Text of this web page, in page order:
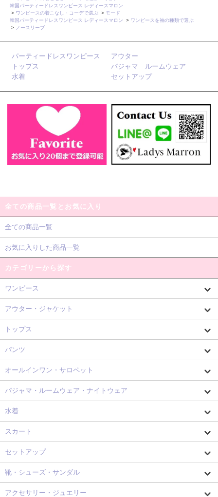
韓国パーティードレスワンピース レディースマロン
> ワンピースの着こなし・コーデで選ぶ > モード
韓国パーティードレスワンピース レディースマロン
> ワンピースを袖の種類で選ぶ
> ノースリーブ
パーティードレスワンピース
アウター
トップス
パジャマ ルームウェア
水着
セットアップ
全ての商品一覧とお気に入り
全ての商品一覧
お気に入りした商品一覧
カテゴリーから探す
ワンピース
アウター・ジャケット
トップス
パンツ
オールインワン・サロペット
パジャマ・ルームウェア・ナイトウェア
水着
スカート
セットアップ
靴・シューズ・サンダル
アクセサリー・ジュエリー